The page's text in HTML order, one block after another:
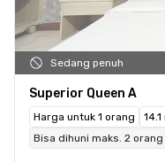
Sedang penuh
Superior Queen A
Harga untuk 1 orang
Bisa dihuni maks. 2